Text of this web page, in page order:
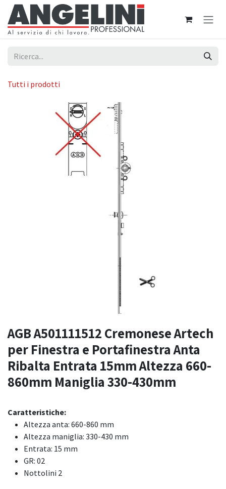
Passa al contenuto
Tutti i prodotti
AGB A501111512 Cremonese Artech
per Finestra e Portafinestra Anta
Ribalta Entrata 15mm Altezza 660-
860mm Maniglia 330-430mm
Caratteristiche:
Altezza anta: 660-860 mm
Altezza maniglia: 330-430 mm
Entrata: 15 mm
GR: 02
Nottolini 2